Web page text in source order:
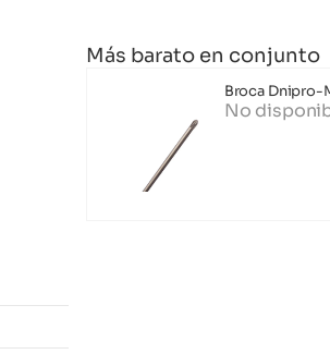
Más barato en conjunto
Broca Dnipro-
No